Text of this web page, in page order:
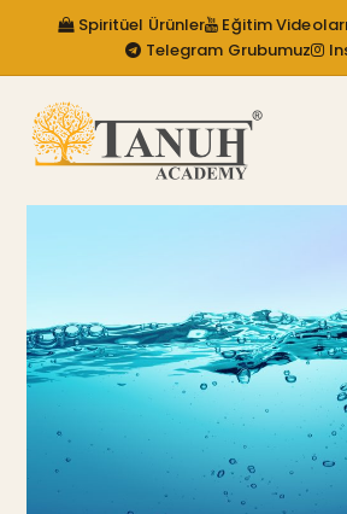
Spiritüel Ürünler Eğitim
Telegram Grubumuz